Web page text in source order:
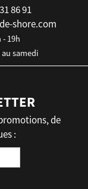
86 91
shore.com
- 19h
samedi
de
: